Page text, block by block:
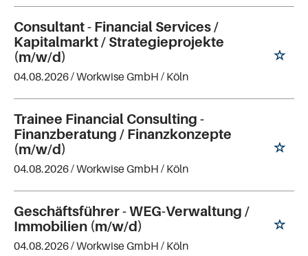
Consultant - Financial Services /
Kapitalmarkt / Strategieprojekte
(m/w/d)
04.08.2026 /Workwise GmbH / Köln
Trainee Financial Consulting -
Finanzberatung / Finanzkonzepte
(m/w/d)
04.08.2026 /Workwise GmbH / Köln
Geschäftsführer - WEG-Verwaltung /
Immobilien (m/w/d)
04.08.2026 /Workwise GmbH / Köln